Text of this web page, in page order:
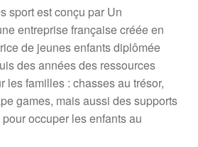
sport est conçu par Un
entreprise française créée en
de jeunes enfants diplômée
des années des ressources
les familles : chasses au trésor,
games, mais aussi des supports
occuper les enfants au